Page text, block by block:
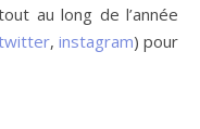
au long de l’année
, instagram) pour